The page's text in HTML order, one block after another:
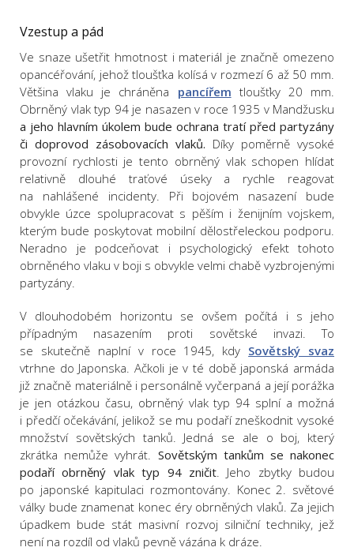
Vzestup a pád
Ve snaze ušetřit hmotnost i materiál je značně omezeno
opancéřování, jehož tloušťka kolísá v rozmezí 6 až 50 mm.
Většina vlaku je chráněna pancířem tloušťky 20 mm.
Obrněný vlak typ 94 je nasazen v roce 1935 v Mandžusku
a jeho hlavním úkolem bude ochrana tratí před partyzány
či doprovod zásobovacích vlaků. Díky poměrně vysoké
provozní rychlosti je tento obrněný vlak schopen hlídat
relativně dlouhé traťové úseky a rychle reagovat
na nahlášené incidenty. Při bojovém nasazení bude
obvykle úzce spolupracovat s pěším i ženijním vojskem,
kterým bude poskytovat mobilní dělostřeleckou podporu.
Neradno je podceňovat i psychologický efekt tohoto
obrněného vlaku v boji s obvykle velmi chabě vyzbrojenými
partyzány.
V dlouhodobém horizontu se ovšem počítá i s jeho
případným nasazením proti sovětské invazi. To
se skutečně naplní v roce 1945, kdy Sovětský svaz
vtrhne do Japonska. Ačkoli je v té době japonská armáda
již značně materiálně i personálně vyčerpaná a její porážka
je jen otázkou času, obrněný vlak typ 94 splní a možná
i předčí očekávání, jelikož se mu podaří zneškodnit vysoké
množství sovětských tanků. Jedná se ale o boj, který
zkrátka nemůže vyhrát. Sovětským tankům se nakonec
podaří obrněný vlak typ 94 zničit. Jeho zbytky budou
po japonské kapitulaci rozmontovány. Konec 2. světové
války bude znamenat konec éry obrněných vlaků. Za jejich
úpadkem bude stát masivní rozvoj silniční techniky, jež
není na rozdíl od vlaků pevně vázána k dráze.